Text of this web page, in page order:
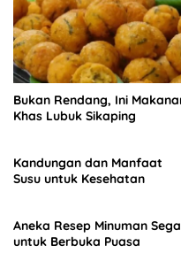
Bukan Rendang, Ini
Khas Lubuk Sikaping
Kandungan dan Manfaat
Susu untuk Kesehatan
Aneka Resep Minuman
untuk Berbuka Puasa